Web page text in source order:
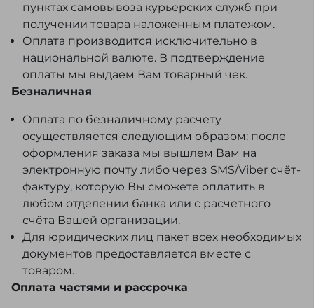
пунктах самовывоза курьерских служб при
получении товара наложенным платежом.
Оплата производится исключительно в
национальной валюте. В подтверждение
оплаты мы выдаем Вам товарный чек.
Безналичная
Оплата по безналичному расчету
осуществляется следующим образом: после
оформления заказа мы вышлем Вам на
электронную почту либо через SMS/Viber счёт-
фактуру, которую Вы сможете оплатить в
любом отделении банка или с расчётного
счёта Вашей организации.
Для юридических лиц пакет всех необходимых
документов предоставляется вместе с
товаром.
Оплата частями и рассрочка